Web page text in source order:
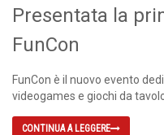
Presentata la
FunCon
FunCon è il nuovo evento
videogames e giochi da
CONTINUA A LEGGERE